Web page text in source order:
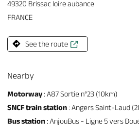
49320 Brissac loire aubance
FRANCE
See the route
Nearby
Motorway: A87 Sortie n°23 (10km)
SNCF train station : Angers Saint-Laud
Bus station : AnjouBus - Ligne 5 vers